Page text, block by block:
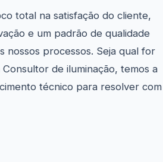
total na satisfação do cliente,
e um padrão de qualidade
nossos processos. Seja qual for
de iluminação, temos a
técnico para resolver com